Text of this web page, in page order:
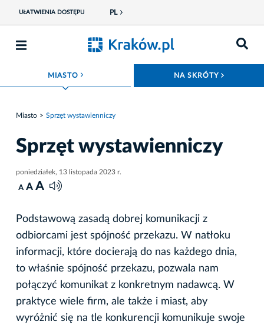
UŁATWIENIA DOSTĘPU PL
MIASTO ROZWIŃ MENU NA SKRÓTY
Miasto Sprzęt wystawienniczy
Sprzęt wystawienniczy
poniedziałek, 13 listopada 2023 r.
A A A
Podstawową zasadą dobrej komunikacji z
odbiorcami jest spójność przekazu. W natłoku
informacji, które docierają do nas każdego dnia,
to właśnie spójność przekazu, pozwala nam
połączyć komunikat z konkretnym nadawcą. W
praktyce wiele firm, ale także i miast, aby
wyróżnić się na tle konkurencji komunikuje swoje